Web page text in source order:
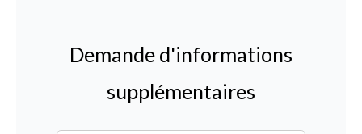
Demande d'informations
supplémentaires